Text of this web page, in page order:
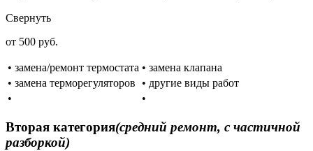
Свернуть
от 500 руб.
• замена/ремонт термостата • замена клапана
• замена терморегуляторов
• другие виды работ
•
•
Вторая категория(средний ремонт, с частичной
разборкой)